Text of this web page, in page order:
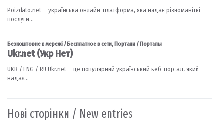
Нові сторінки / New entries